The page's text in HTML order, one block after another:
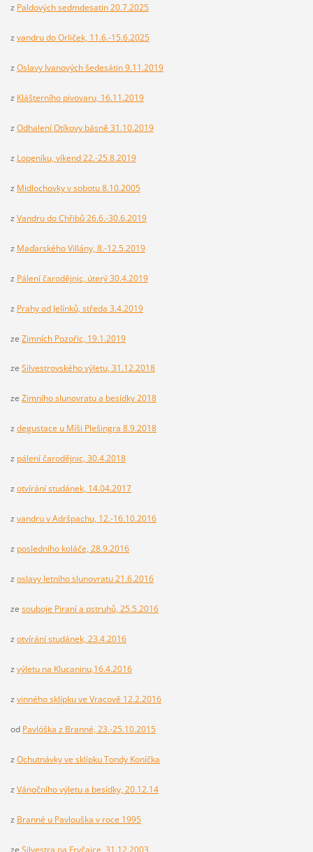
z Paldových sedmdesatin 20.7.2025
z vandru do Orliček, 11.6.-15.6.2025
z Oslavy Ivanových šedesátin 9.11.2019
z Klášterního pivovaru, 16.11.2019
z Odhalení Otíkovy básně 31.10.2019
z Lopeníku, víkend 22.-25.8.2019
z Midlochovky v sobotu 8.10.2005
z Vandru do Chřibů 26.6.-30.6.2019
z Maďarského Villány, 8.-12.5.2019
z Pálení čarodějnic, úterý 30.4.2019
z Prahy od Jelínků, středa 3.4.2019
ze Zimních Pozořic, 19.1.2019
ze Silvestrovského výletu, 31.12.2018
ze Zimního slunovratu a besídky 2018
z degustace u Míši Plešingra 8.9.2018
z pálení čarodějnic, 30.4.2018
z otvírání studánek, 14.04.2017
z vandru v Adršpachu, 12.-16.10.2016
z posledního koláče, 28.9.2016
z oslavy letního slunovratu 21.6.2016
ze souboje Piraní a pstruhů, 25.5.2016
z otvírání studánek, 23.4.2016
z výletu na Klucaninu,16.4.2016
z vinného sklípku ve Vracově 12.2.2016
od Pavlóška z Branné, 23.-25.10.2015
z Ochutnávky ve sklípku Tondy Koníčka
z Vánočního výletu a besídky, 20.12.14
z Branné u Pavlouška v roce 1995